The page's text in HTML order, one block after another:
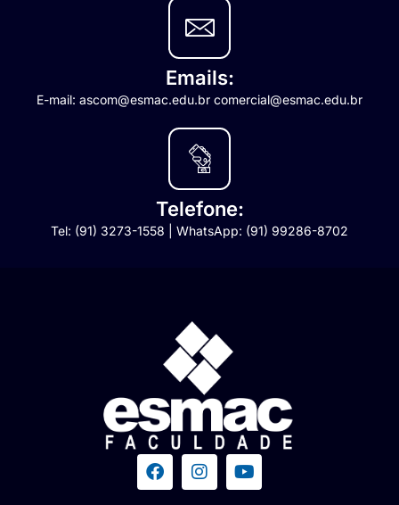
Emails:
E-mail: ascom@esmac.edu.br comercial@esmac.edu.br
Telefone:
Tel: (91) 3273-1558 | WhatsApp: (91) 99286-8702